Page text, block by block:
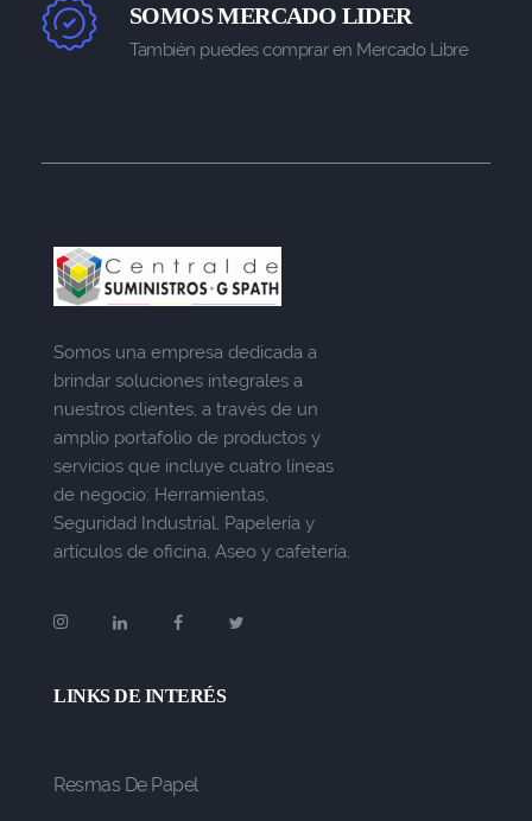
SOMOS MERCADO LIDER
También puedes comprar en Mercado Libre
Somos una empresa dedicada a
brindar soluciones integrales a
nuestros clientes, a través de un
amplio portafolio de productos y
servicios que incluye cuatro líneas
de negocio: Herramientas,
Seguridad Industrial, Papelería y
artículos de oficina, Aseo y cafetería.
LINKS DE INTERÉS
Resmas De Papel